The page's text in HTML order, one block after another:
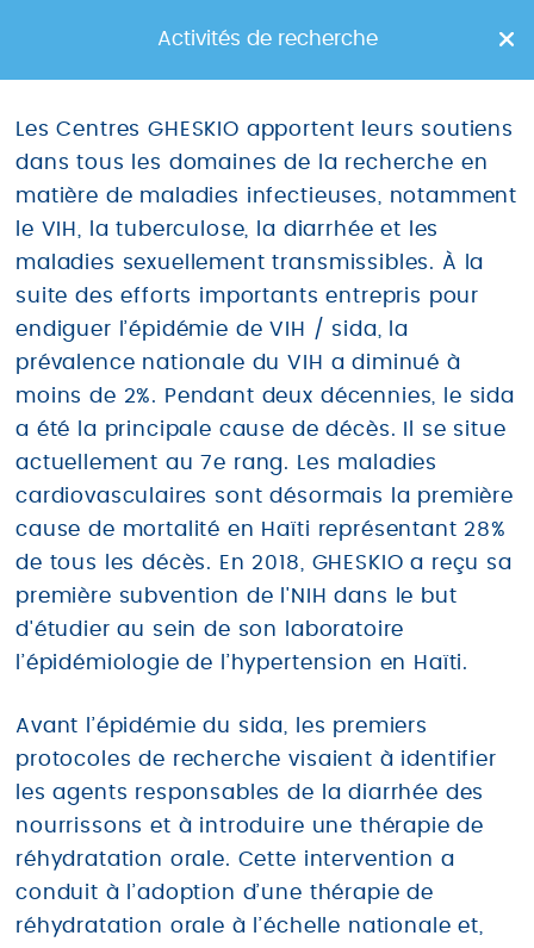
Les Centres GHESKIO
PORT-AU-PRINCE - HAÏTI
VOIR TOUS LES MEMBRES
Activités de recherche
Présentation de l’équipe
Activités de recherche
Les Centres GHESKIO apportent leurs soutiens
dans tous les domaines de la recherche en
matière de maladies infectieuses, notamment
le VIH, la tuberculose, la diarrhée et les
maladies sexuellement transmissibles. À la
suite des efforts importants entrepris pour
endiguer l’épidémie de VIH / sida, la
prévalence nationale du VIH a diminué à
moins de 2%. Pendant deux décennies, le sida
a été la principale cause de décès. Il se situe
actuellement au 7e rang. Les maladies
cardiovasculaires sont désormais la première
cause de mortalité en Haïti représentant 28%
de tous les décès. En 2018, GHESKIO a reçu sa
première subvention de l'NIH dans le but
d'étudier au sein de son laboratoire
l’épidémiologie de l’hypertension en Haïti.
Avant l’épidémie du sida, les premiers
protocoles de recherche visaient à identifier
les agents responsables de la diarrhée des
nourrissons et à introduire une thérapie de
réhydratation orale. Cette intervention a
conduit à l’adoption d’une thérapie de
réhydratation orale à l’échelle nationale et,